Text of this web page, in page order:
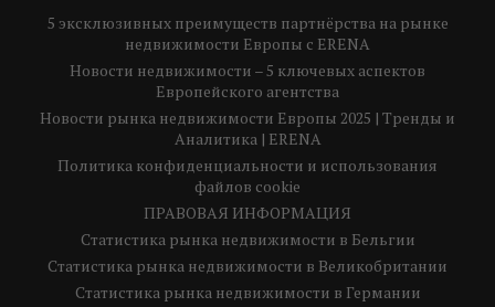
5 эксклюзивных преимуществ партнёрства на рынке
недвижимости Европы с ERENA
Новости недвижимости – 5 ключевых аспектов
Европейского агентства
Новости рынка недвижимости Европы 2025 | Тренды и
Аналитика | ERENA
Политика конфиденциальности и использования
файлов cookie
ПРАВОВАЯ ИНФОРМАЦИЯ
Статистика рынка недвижимости в Бельгии
Статистика рынка недвижимости в Великобритании
Статистика рынка недвижимости в Германии